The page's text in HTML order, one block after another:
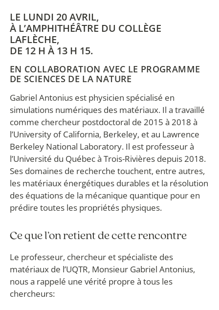
LE LUNDI 20 AVRIL,
À L’AMPHITHÉÂTRE DU COLLÈGE
LAFLÈCHE,
DE 12 H À 13 H 15.
EN COLLABORATION AVEC LE PROGRAMME
DE SCIENCES DE LA NATURE
Gabriel Antonius est physicien spécialisé en
simulations numériques des matériaux. Il a travaillé
comme chercheur postdoctoral de 2015 à 2018 à
l’University of California, Berkeley, et au Lawrence
Berkeley National Laboratory. Il est professeur à
l’Université du Québec à Trois-Rivières depuis 2018.
Ses domaines de recherche touchent, entre autres,
les matériaux énergétiques durables et la résolution
des équations de la mécanique quantique pour en
prédire toutes les propriétés physiques.
Ce que l’on retient de cette rencontre
Le professeur, chercheur et spécialiste des
matériaux de l’UQTR, Monsieur Gabriel Antonius,
nous a rappelé une vérité propre à tous les
chercheurs: